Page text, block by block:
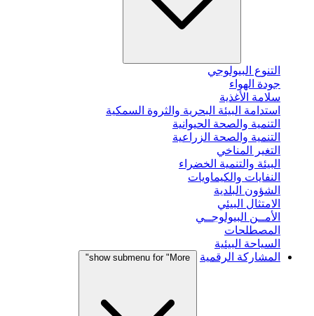
التنوع البيولوجي
جودة الهواء
سلامة الأغذية
استدامة البيئة البحرية والثروة السمكية
التنمية والصحة الحيوانية
التنمية والصحة الزراعية
التغير المناخي
البيئة والتنمية الخضراء
النفايات والكيماويات
الشؤون البلدية
الامتثال البيئي
الأمــن البيولوجــي
المصطلحات
السياحة البيئية
المشاركة الرقمية
show submenu for "More"